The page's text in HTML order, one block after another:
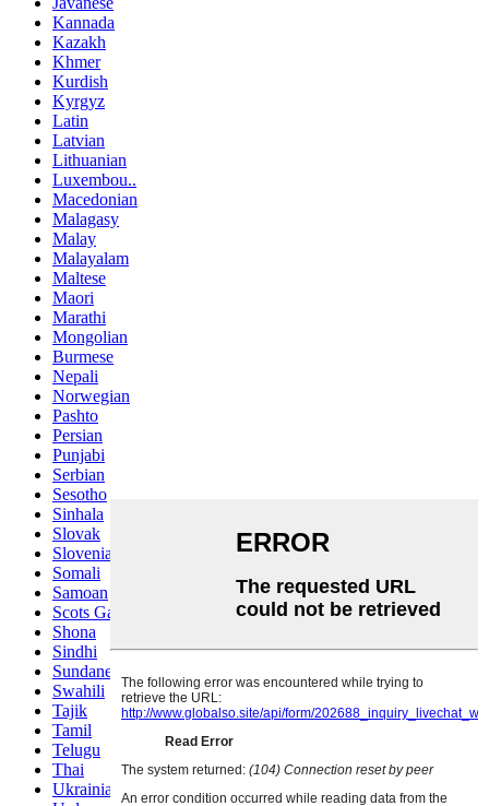
Kannada
Kazakh
Khmer
Kurdish
Kyrgyz
Latin
Latvian
Lithuanian
Luxembou..
Macedonian
Malagasy
Malay
Malayalam
Maltese
Maori
Marathi
Mongolian
Burmese
Nepali
Norwegian
Pashto
Persian
Punjabi
Serbian
Sesotho
Sinhala
Slovak
Slovenian
Somali
Samoan
Scots Gaelic
Shona
Sindhi
Sundanese
Swahili
Tajik
Tamil
Telugu
Thai
Ukrainian